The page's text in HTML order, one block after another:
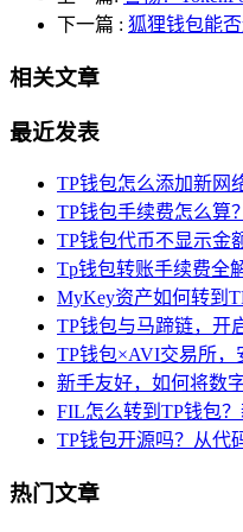
下一篇 : 狐狸钱包能
相关文章
最近发表
TP钱包怎么添加新网
TP钱包手续费怎么算
TP钱包代币不显示金
Tp钱包转账手续费全
MyKey资产如何转到
TP钱包与马蹄链，开
TP钱包×AVI交易所，
新手友好，如何将数
FIL怎么转到TP钱包
TP钱包开源吗？从代
热门文章